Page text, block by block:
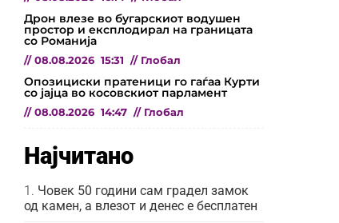
Дрон влезе во бугарскиот водушен
простор и експлодирал на границата
со Романија
// 08.08.2026 15:31 // Глобал
Опозициски пратеници го гаѓаа Курти
со јајца во косовскиот парламент
// 08.08.2026 14:47 // Глобал
Најчитано
Човек 50 години сам градел замок
од камен, а влезот и денес е бесплатен